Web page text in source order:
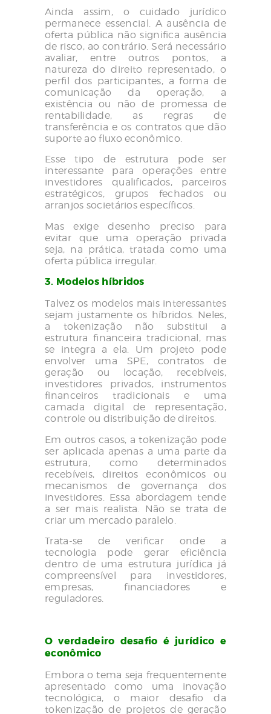
Ainda assim, o cuidado jurídico
permanece essencial. A ausência de
oferta pública não significa ausência
de risco, ao contrário. Será necessário
avaliar, entre outros pontos, a
natureza do direito representado, o
perfil dos participantes, a forma de
comunicação da operação, a
existência ou não de promessa de
rentabilidade, as regras de
transferência e os contratos que dão
suporte ao fluxo econômico.
Esse tipo de estrutura pode ser
interessante para operações entre
investidores qualificados, parceiros
estratégicos, grupos fechados ou
arranjos societários específicos.
Mas exige desenho preciso para
evitar que uma operação privada
seja, na prática, tratada como uma
oferta pública irregular.
3. Modelos híbridos
Talvez os modelos mais interessantes
sejam justamente os híbridos. Neles,
a tokenização não substitui a
estrutura financeira tradicional, mas
se integra a ela. Um projeto pode
envolver uma SPE, contratos de
geração ou locação, recebíveis,
investidores privados, instrumentos
financeiros tradicionais e uma
camada digital de representação,
controle ou distribuição de direitos.
Em outros casos, a tokenização pode
ser aplicada apenas a uma parte da
estrutura, como determinados
recebíveis, direitos econômicos ou
mecanismos de governança dos
investidores. Essa abordagem tende
a ser mais realista. Não se trata de
criar um mercado paralelo.
Trata-se de verificar onde a
tecnologia pode gerar eficiência
dentro de uma estrutura jurídica já
compreensível para investidores,
empresas, financiadores e
reguladores.
O verdadeiro desafio é jurídico e
econômico
Embora o tema seja frequentemente
apresentado como uma inovação
tecnológica, o maior desafio da
tokenização de projetos de geração